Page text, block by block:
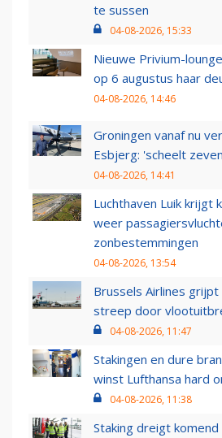
te sussen
04-08-2026, 15:33
Nieuwe Privium-
op 6 augustus haar
04-08-2026, 14:46
Groningen vanaf nu
Esbjerg: 'scheelt
04-08-2026, 14:41
Luchthaven Luik krijgt
weer
zonbestemmingen
04-08-2026, 13:54
Brussels Airlines
streep door
04-08-2026, 11:47
Stakingen en dure
winst Lufthansa hard
04-08-2026, 11:38
Staking dreigt